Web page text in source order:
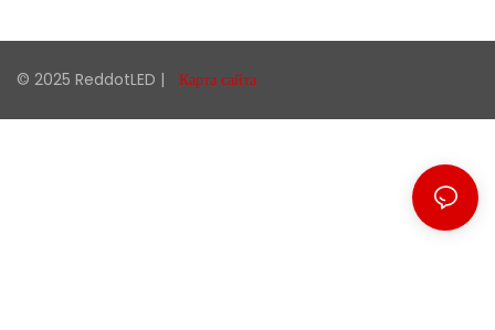
© 2025 ReddotLED | Карта сайта